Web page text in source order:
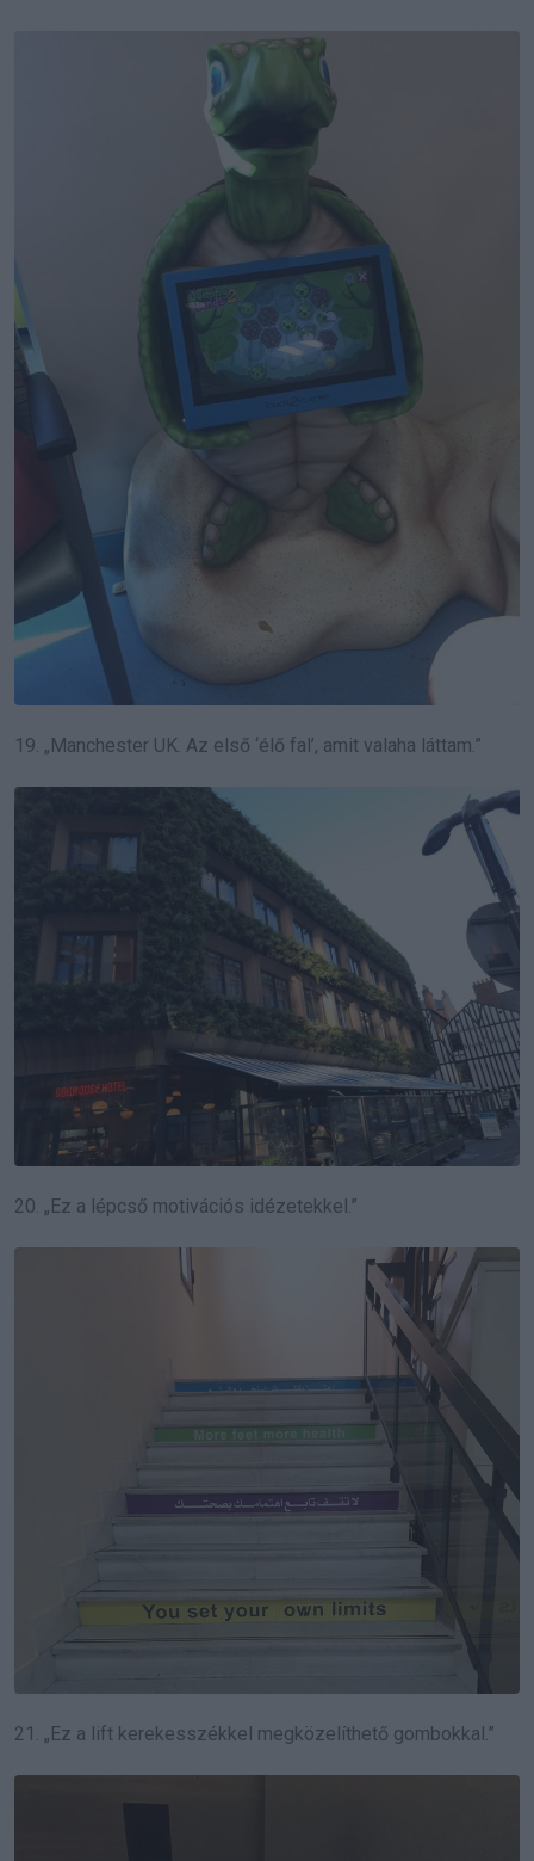
19. „Manchester UK. Az első ‘élő fal’, amit valaha láttam.”
20. „Ez a lépcső motivációs idézetekkel.”
21. „Ez a lift kerekesszékkel megközelíthető gombokkal.”